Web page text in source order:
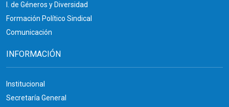
I. de Géneros y Diversidad
Formación Político Sindical
Comunicación
INFORMACIÓN
Institucional
Secretaría General